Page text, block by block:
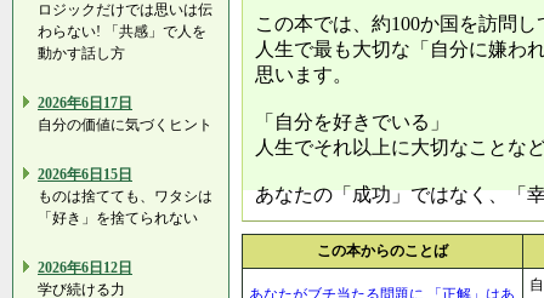
ロジックだけでは思いは伝
わらない! 「共感」で人を
動かす話し方
2026年6日17日
自分の価値に気づくヒント
2026年6日15日
ものは捨てても、ワタシは
「好き」を捨てられない
2026年6日12日
学び続ける力
この本では、約100か国を訪問
人生で最も大切な「自分に嫌わ
思います。
「自分を好きでいる」
人生でそれ以上に大切なことな
あなたの「成功」ではなく、「
この本からのことば
あなたがブチ当たる問題に 「正解」はあ